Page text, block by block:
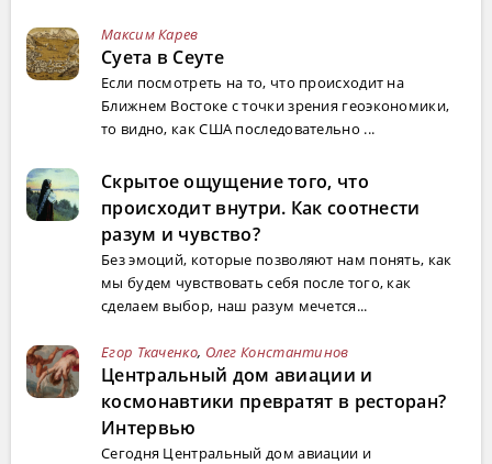
Максим Карев
Суета в Сеуте
Если посмотреть на то, что происходит на
Ближнем Востоке с точки зрения геоэкономики,
то видно, как США последовательно ...
Скрытое ощущение того, что
происходит внутри. Как соотнести
разум и чувство?
Без эмоций, которые позволяют нам понять, как
мы будем чувствовать себя после того, как
сделаем выбор, наш разум мечется...
Егор Ткаченко, Олег Константинов
Центральный дом авиации и
космонавтики превратят в ресторан?
Интервью
Сегодня Центральный дом авиации и